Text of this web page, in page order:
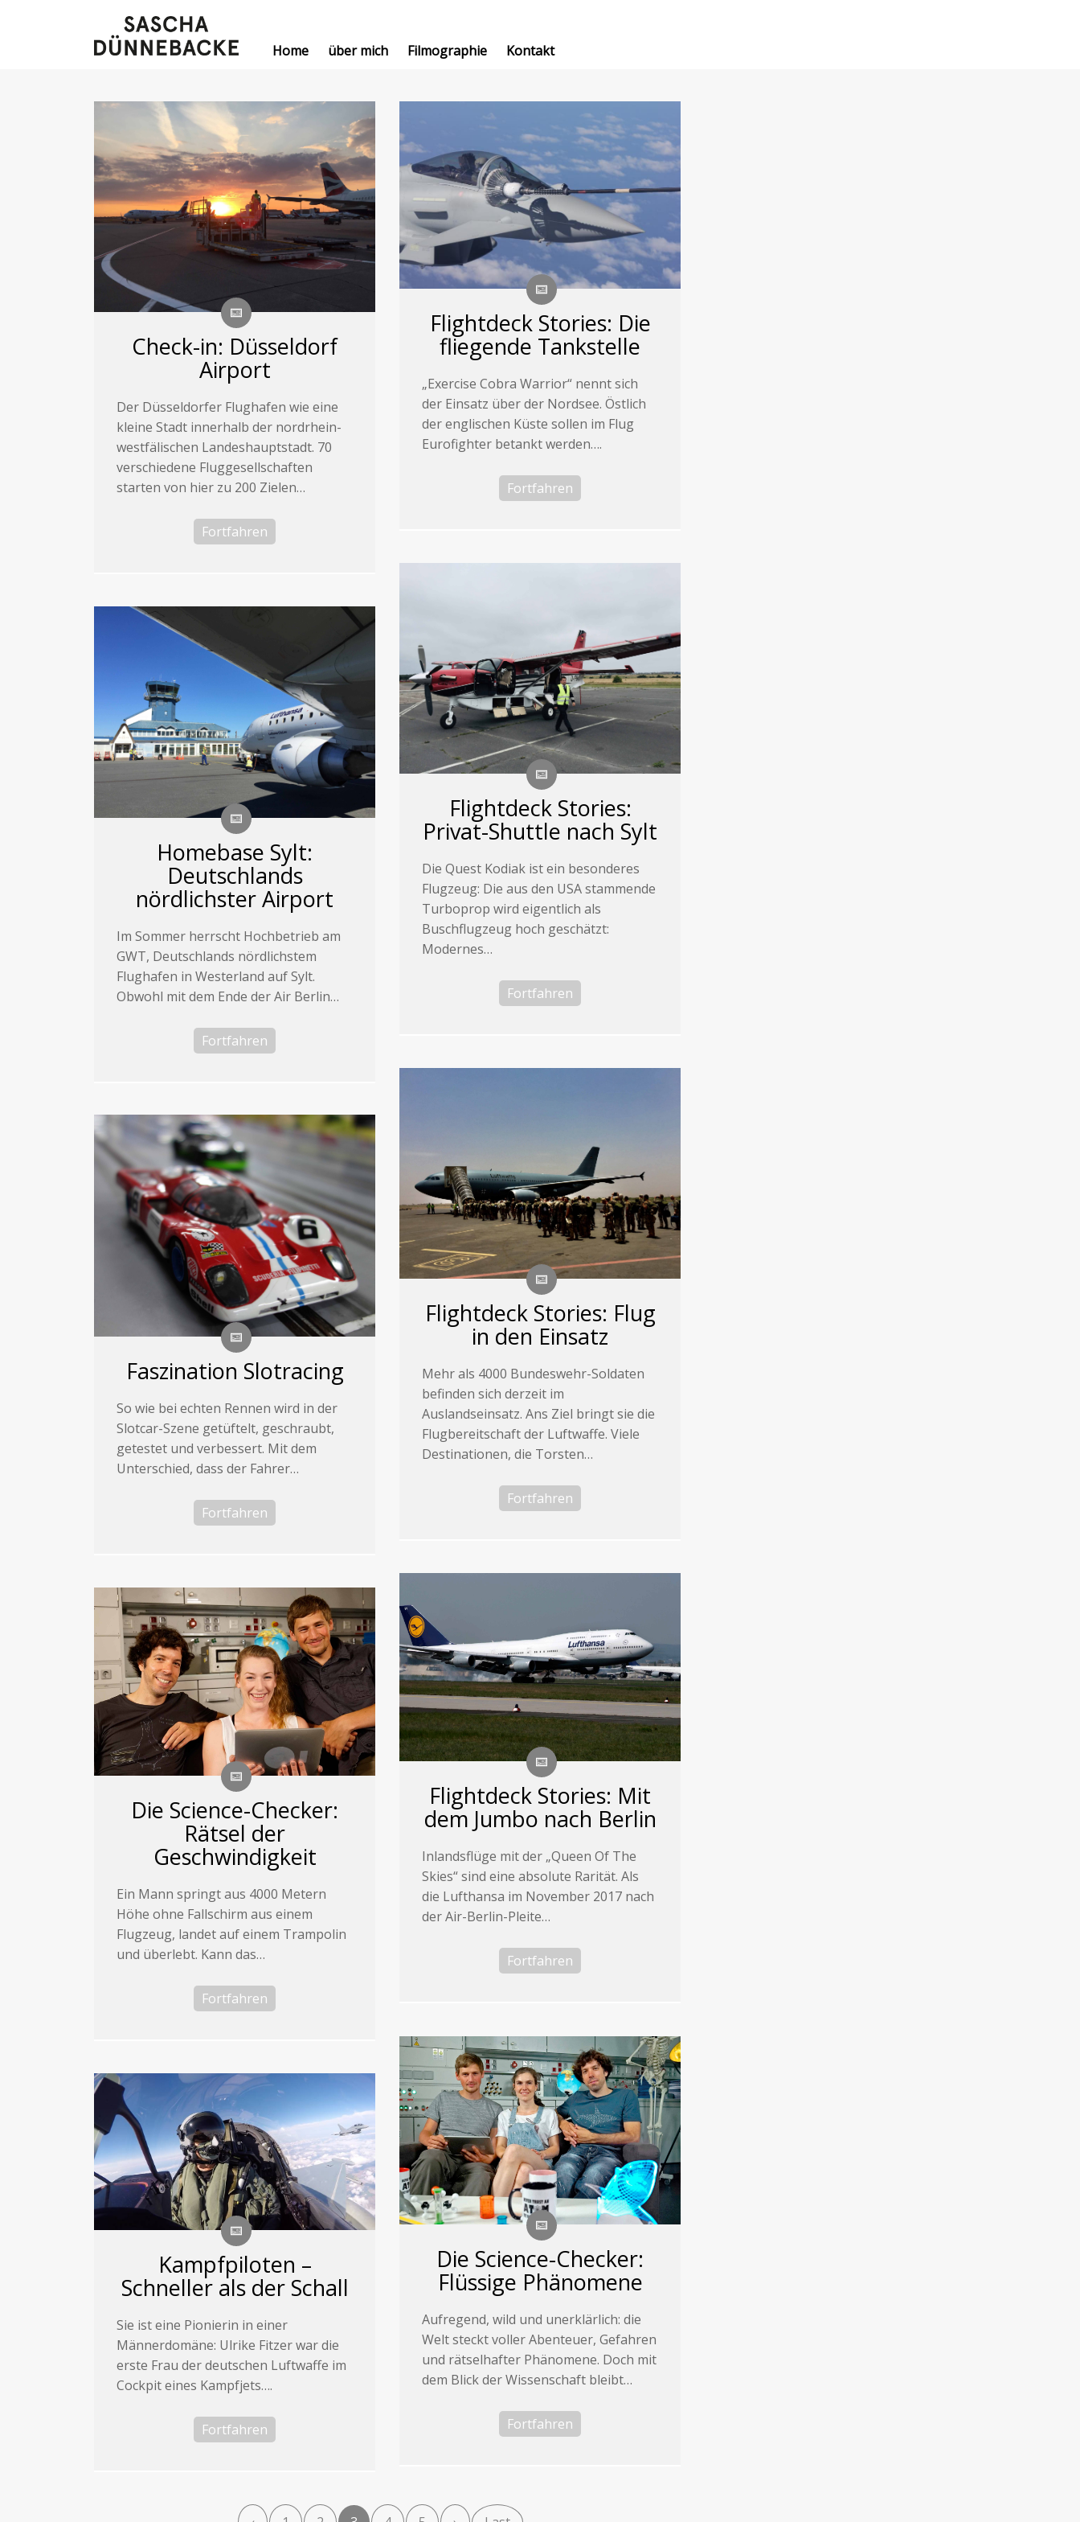
Home über mich Filmographie Kontakt
Check-in: Düsseldorf
Airport
Der Düsseldorfer Flughafen wie eine
kleine Stadt innerhalb der nordrhein-
westfälischen Landeshauptstadt. 70
verschiedene Fluggesellschaften
starten von hier zu 200 Zielen…
Fortfahren
Flightdeck Stories: Die
fliegende Tankstelle
„Exercise Cobra Warrior“ nennt sich
der Einsatz über der Nordsee. Östlich
der englischen Küste sollen im Flug
Eurofighter betankt werden….
Fortfahren
Flightdeck Stories:
Privat-Shuttle nach Sylt
Die Quest Kodiak ist ein besonderes
Flugzeug: Die aus den USA stammende
Turboprop wird eigentlich als
Buschflugzeug hoch geschätzt:
Modernes…
Fortfahren
Homebase Sylt:
Deutschlands
nördlichster Airport
Im Sommer herrscht Hochbetrieb am
GWT, Deutschlands nördlichstem
Flughafen in Westerland auf Sylt.
Obwohl mit dem Ende der Air Berlin…
Fortfahren
Flightdeck Stories: Flug
in den Einsatz
Mehr als 4000 Bundeswehr-Soldaten
befinden sich derzeit im
Auslandseinsatz. Ans Ziel bringt sie die
Flugbereitschaft der Luftwaffe. Viele
Destinationen, die Torsten…
Fortfahren
Faszination Slotracing
So wie bei echten Rennen wird in der
Slotcar-Szene getüftelt, geschraubt,
getestet und verbessert. Mit dem
Unterschied, dass der Fahrer…
Fortfahren
Flightdeck Stories: Mit
dem Jumbo nach Berlin
Inlandsflüge mit der „Queen Of The
Skies“ sind eine absolute Rarität. Als
die Lufthansa im November 2017 nach
der Air-Berlin-Pleite…
Fortfahren
Die Science-Checker:
Rätsel der
Geschwindigkeit
Ein Mann springt aus 4000 Metern
Höhe ohne Fallschirm aus einem
Flugzeug, landet auf einem Trampolin
und überlebt. Kann das…
Fortfahren
Die Science-Checker:
Flüssige Phänomene
Aufregend, wild und unerklärlich: die
Welt steckt voller Abenteuer, Gefahren
und rätselhafter Phänomene. Doch mit
dem Blick der Wissenschaft bleibt…
Fortfahren
Kampfpiloten –
Schneller als der Schall
Sie ist eine Pionierin in einer
Männerdomäne: Ulrike Fitzer war die
erste Frau der deutschen Luftwaffe im
Cockpit eines Kampfjets….
Fortfahren